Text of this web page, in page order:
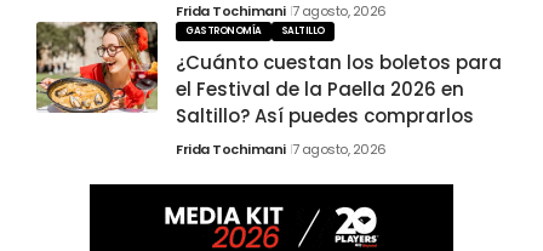
Frida Tochimani 7 agosto, 2026
GASTRONOMÍA SALTILLO
¿Cuánto cuestan los boletos para
el Festival de la Paella 2026 en
Saltillo? Así puedes comprarlos
Frida Tochimani 7 agosto, 2026